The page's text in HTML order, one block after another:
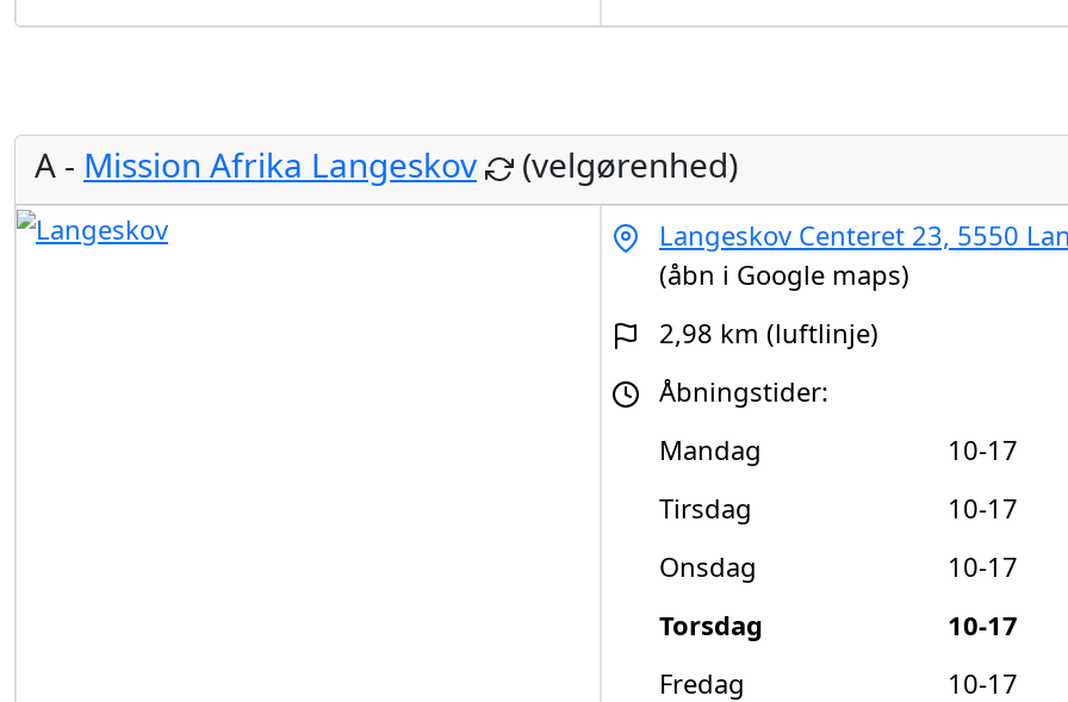
A - Mission Afrika Langeskov (velgørenhed)
Langeskov Centeret 23, 5550
(åbn i Google maps)
2,98 km (luftlinje)
Åbningstider:
Mandag
10-17
Tirsdag
10-17
Onsdag
10-17
Torsdag
10-17
Fredag
10-17